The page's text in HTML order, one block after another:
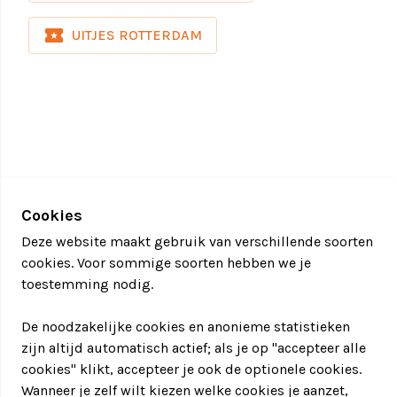
13.00 - 13.15 uur Ontvangst op locatie
13.15 - 13.45 uur Plenaire sessie film maken
- De wensen en behoeftes van jouw organisatie
- Het doel dat je met Filmteambuilding wilt
bereiken
- Conceptontwikkeling en voorbereiding
local_activity UITJES ROTTERDAM
Cookies
Deze website maakt gebruik van verschillende soorten
cookies. Voor sommige soorten hebben we je
toestemming nodig.
De noodzakelijke cookies en anonieme statistieken
zijn altijd automatisch actief; als je op "accepteer alle
cookies" klikt, accepteer je ook de optionele cookies.
Wanneer je zelf wilt kiezen welke cookies je aanzet,